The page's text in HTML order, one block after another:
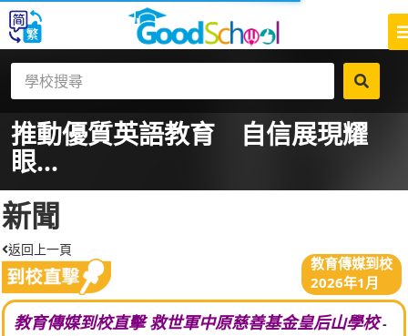
推動優質英語教育 自信展現耀
眼...
新聞
返回上一頁
教育傳媒到校
2026年1月
教育傳媒到校直擊 救世軍中原慈善基金皇后山學校-